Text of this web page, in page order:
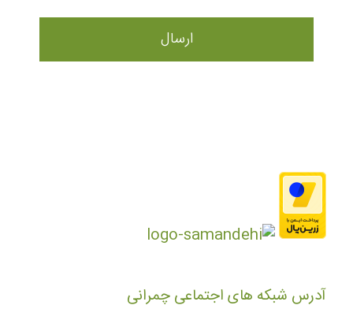
آدرس شبکه های اجتماعی چمرانی